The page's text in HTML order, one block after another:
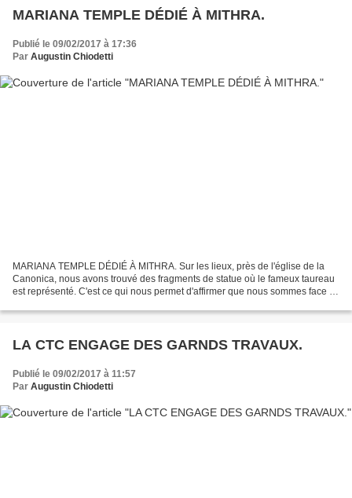
MARIANA TEMPLE DÉDIÉ À MITHRA.
Publié le 09/02/2017 à 17:36
Par Augustin Chiodetti
MARIANA TEMPLE DÉDIÉ À MITHRA. Sur les lieux, près de l'église de la
Canonica, nous avons trouvé des fragments de statue où le fameux taureau
est représenté. C'est ce qui nous permet d'affirmer que nous sommes face à
LA CTC ENGAGE DES GARNDS TRAVAUX.
Publié le 09/02/2017 à 11:57
Par Augustin Chiodetti